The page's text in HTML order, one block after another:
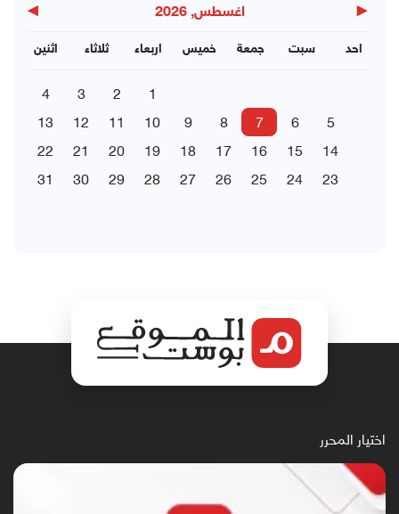
◀ اغسطس, 2026 ▶
اثنين ثلاثاء اربعاء خميس جمعة سبت احد
1
2
3
4
5
6
7
8
9
10
11
12
13
14
15
16
17
18
19
20
21
22
23
24
25
26
27
28
29
30
31
اختيار المحرر